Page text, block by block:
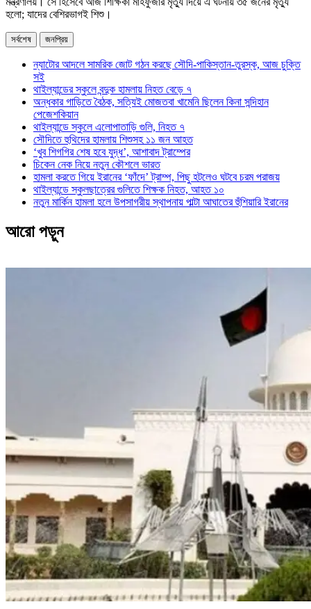
হলো; যাদের বেশিরভাগই শিশু।
সর্বশেষ জনপ্রিয়
ন্যাটোর আদলে সামরিক জোট গঠন করছে সৌদি-পাকিস্তান-তুরস্ক, আজ চুক্তি
সই
থাইল্যান্ডের স্কুলে বন্দুক হামলায় নিহত বেড়ে ৭
অন্ধকার গাড়িতে বৈঠক, সত্যিই মোজতবা খামেনি ছিলেন কিনা সন্দিহান
পেজেশকিয়ান
থাইল্যান্ডে স্কুলে এলোপাতাড়ি গুলি, নিহত ৭
সৌদিতে হুথিদের হামলায় শিশুসহ ১১ জন আহত
‘খুব শিগগির শেষ হবে যুদ্ধ’, আশাবাদ ট্রাম্পের
চিকেন নেক নিয়ে নতুন কৌশলে ভারত
হামলা করতে গিয়ে ইরানের ‘ফাঁদে’ ট্রাম্প, পিছু হটলেও ঘটবে চরম পরাজয়
থাইল্যান্ডে স্কুলছাত্রের গুলিতে শিক্ষক নিহত, আহত ১০
নতুন মার্কিন হামলা হলে উপসাগরীয় স্থাপনায় পাল্টা আঘাতের হুঁশিয়ারি ইরানের
আরো পড়ুন